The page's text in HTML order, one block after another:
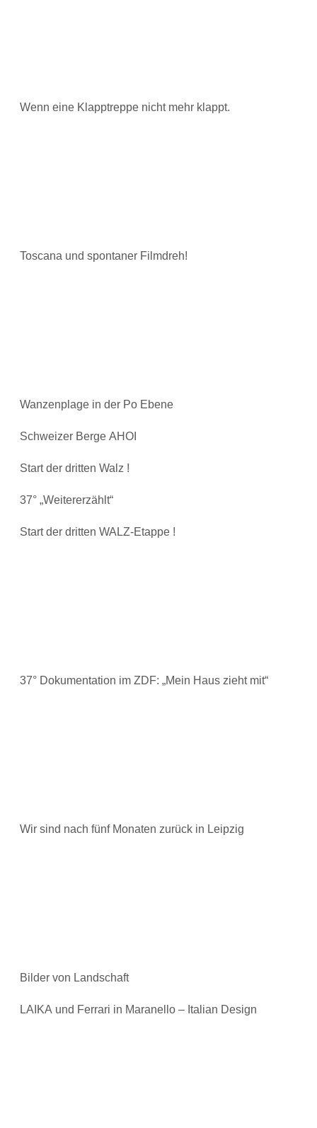
Wenn eine Klapptreppe nicht mehr klappt.
Toscana und spontaner Filmdreh!
Wanzenplage in der Po Ebene
Schweizer Berge AHOI
Start der dritten Walz !
37° „Weitererzählt“
Start der dritten WALZ-Etappe !
37° Dokumentation im ZDF: „Mein Haus zieht mit“
Wir sind nach fünf Monaten zurück in Leipzig
Bilder von Landschaft
LAIKA und Ferrari in Maranello – Italian Design